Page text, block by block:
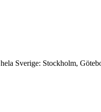
Sverige: Stockholm,